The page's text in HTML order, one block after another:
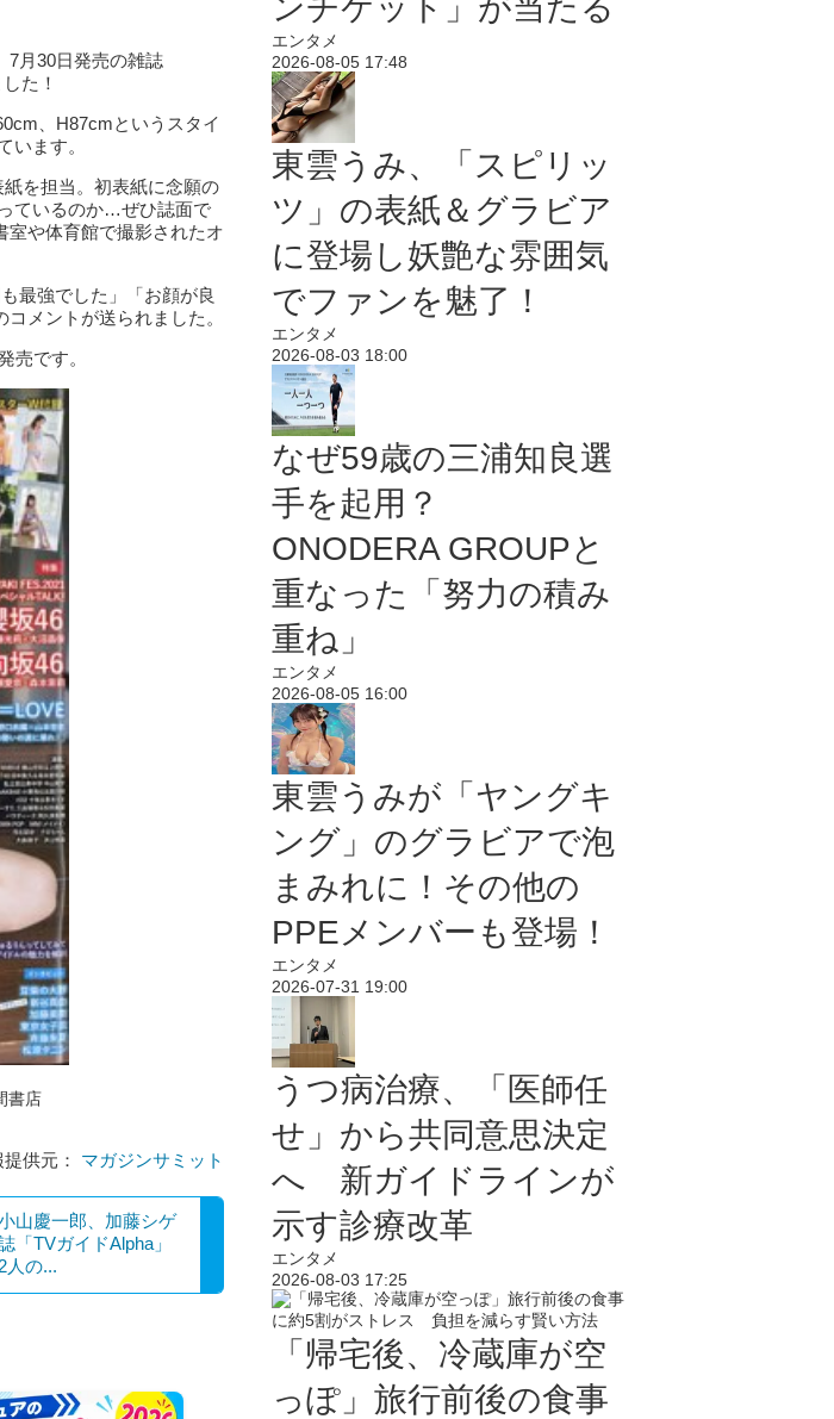
7月30日発売の雑誌
た！
、H87cmというスタイ
います。
を担当。初表紙に念願の
ているのか…ぜひ誌面で
室や体育館で撮影されたオ
最強でした」「お顔が良
メントが送られました。
売です。
書店
供元： マガジンサミット
山慶一郎、加藤シゲ
「TVガイドAlpha」
人の...
ンチケット」が当たる
エンタメ
2026-08-05 17:48
東雲うみ、「スピリッ
ツ」の表紙＆グラビア
に登場し妖艶な雰囲気
でファンを魅了！
エンタメ
2026-08-03 18:00
なぜ59歳の三浦知良選
手を起用？
ONODERA GROUPと
重なった「努力の積み
重ね」
エンタメ
2026-08-05 16:00
東雲うみが「ヤングキ
ング」のグラビアで泡
まみれに！その他の
PPEメンバーも登場！
エンタメ
2026-07-31 19:00
うつ病治療、「医師任
せ」から共同意思決定
へ 新ガイドラインが
示す診療改革
エンタメ
2026-08-03 17:25
「帰宅後、冷蔵庫が空
っぽ」旅行前後の食事